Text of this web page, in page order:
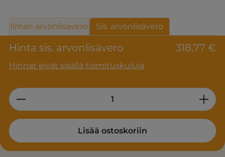
Hinta sis. arvonlisävero 318,77 €
Hinnat eivät sisällä toimituskuluja
Ilman arvonlisävero Sis. arvonlisävero
Product Quantity: Enter the desired
Lisää ostoskoriin